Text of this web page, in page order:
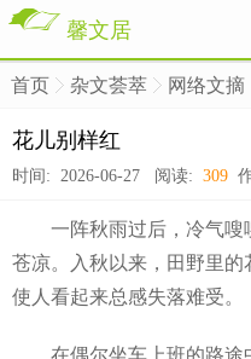
馨文居
首页 杂文荟萃 网络文摘
花儿别样红
时间: 2026-06-27 阅读: 309
一阵秋雨过后，冷气嗖
苍凉。入秋以来，田野里的
使人看起来总感失落难受。
在偶尔坐车上班的路途